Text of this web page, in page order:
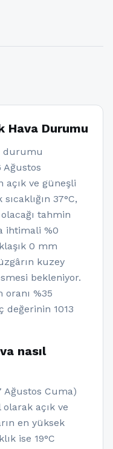
Hava Durumu
durumu
ve güneşli
37°C,
olacağı tahmin
ihtimali %0
0 mm
kuzey
bekleniyor.
%35
değerinin 1013
nasıl
Ağustos Cuma)
açık ve
en yüksek
ise 19°C